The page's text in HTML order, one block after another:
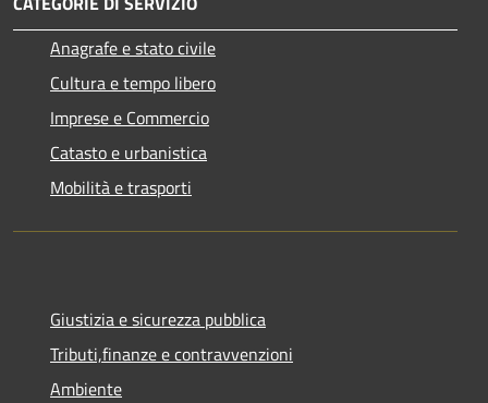
Anagrafe e stato civile
Cultura e tempo libero
Imprese e Commercio
Catasto e urbanistica
Mobilità e trasporti
Giustizia e sicurezza pubblica
Tributi,finanze e contravvenzioni
Ambiente